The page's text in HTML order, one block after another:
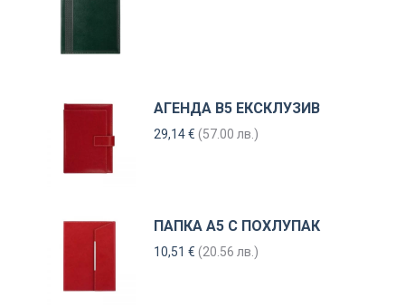
АГЕНДА В5 ЕКСКЛУЗИВ
29,14€ (57.00 лв.)
ПАПКА А5 С ПОХЛУПАК
10,51 € (20.56 лв.)